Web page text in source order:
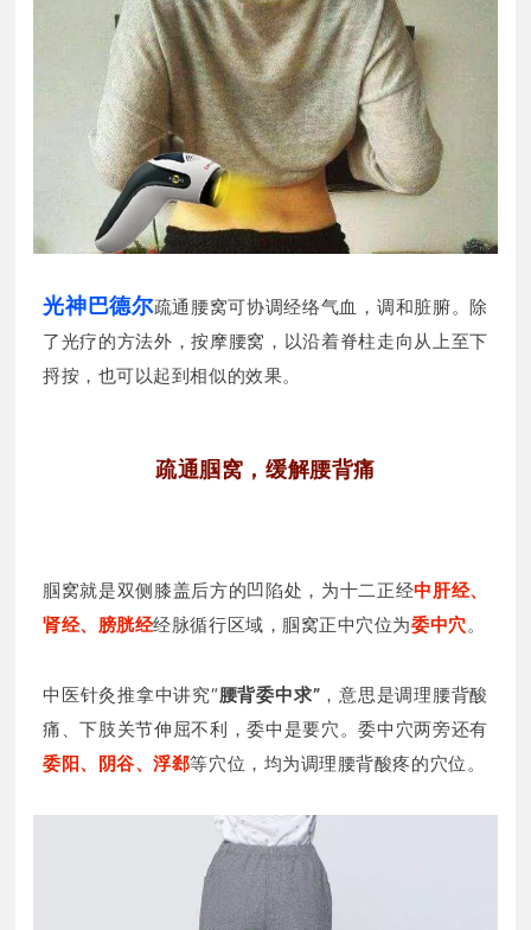
光神巴德尔疏通腰窝可协调经络气血，调和脏腑。除
了光疗的方法外，按摩腰窝，以沿着脊柱走向从上至下
捋按，也可以起到相似的效果。
疏通腘窝，缓解腰背痛
腘窝就是双侧膝盖后方的凹陷处，为十二正经中肝经、
肾经、膀胱经经脉循行区域，腘窝正中穴位为委中穴。
中医针灸推拿中讲究“腰背委中求” ，意思是调理腰背酸
痛、下肢关节伸屈不利，委中是要穴。委中穴两旁还有
委阳、阴谷、浮郄等穴位，均为调理腰背酸疼的穴位。